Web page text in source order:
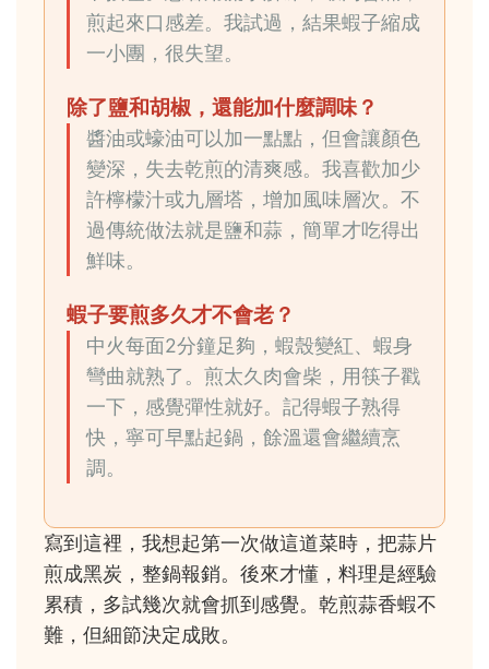
煎起來口感差。我試過，結果蝦子縮成
一小團，很失望。
除了鹽和胡椒，還能加什麼調味？
醬油或蠔油可以加一點點，但會讓顏色
變深，失去乾煎的清爽感。我喜歡加少
許檸檬汁或九層塔，增加風味層次。不
過傳統做法就是鹽和蒜，簡單才吃得出
鮮味。
蝦子要煎多久才不會老？
中火每面2分鐘足夠，蝦殼變紅、蝦身
彎曲就熟了。煎太久肉會柴，用筷子戳
一下，感覺彈性就好。記得蝦子熟得
快，寧可早點起鍋，餘溫還會繼續烹
調。
寫到這裡，我想起第一次做這道菜時，把蒜片
煎成黑炭，整鍋報銷。後來才懂，料理是經驗
累積，多試幾次就會抓到感覺。乾煎蒜香蝦不
難，但細節決定成敗。